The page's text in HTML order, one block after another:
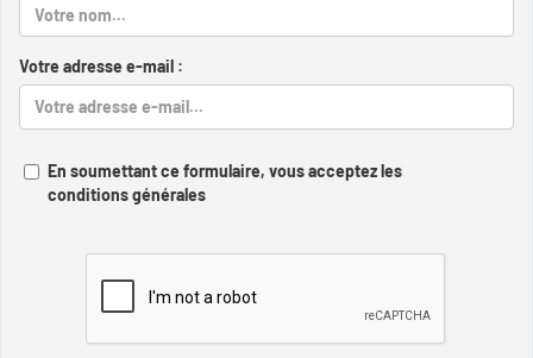
Votre adresse e-mail :
En soumettant ce formulaire, vous acceptez les
conditions générales